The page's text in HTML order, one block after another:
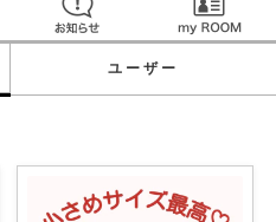
ユーザー